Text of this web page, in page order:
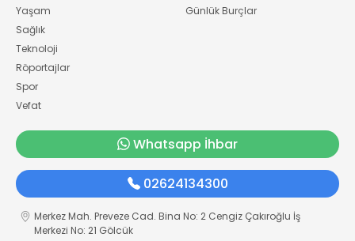
Yaşam
Sağlık
Teknoloji
Röportajlar
Spor
Vefat
Günlük Burçlar
Whatsapp İhbar
02624134300
Merkez Mah. Preveze Cad. Bina No: 2 Cengiz Çakıroğlu İş
Merkezi No: 21 Gölcük